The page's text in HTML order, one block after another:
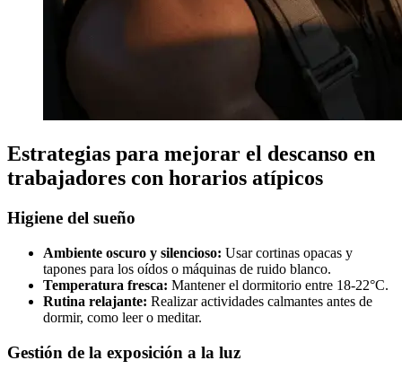
Estrategias para mejorar el descanso en
trabajadores con horarios atípicos
Higiene del sueño
Ambiente oscuro y silencioso: Usar cortinas opacas y
tapones para los oídos o máquinas de ruido blanco.
Temperatura fresca: Mantener el dormitorio entre 18-22°C.
Rutina relajante: Realizar actividades calmantes antes de
dormir, como leer o meditar.
Gestión de la exposición a la luz